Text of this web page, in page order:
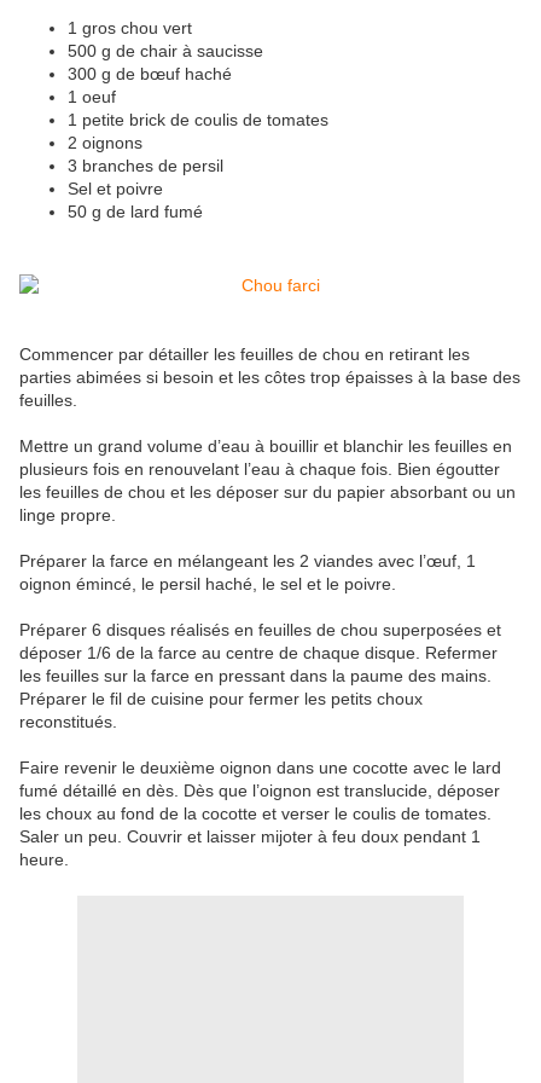
1 gros chou vert
500 g de chair à saucisse
300 g de bœuf haché
1 oeuf
1 petite brick de coulis de tomates
2 oignons
3 branches de persil
Sel et poivre
50 g de lard fumé
Commencer par détailler les feuilles de chou en retirant les
parties abimées si besoin et les côtes trop épaisses à la base des
feuilles.
Mettre un grand volume d’eau à bouillir et blanchir les feuilles en
plusieurs fois en renouvelant l’eau à chaque fois. Bien égoutter
les feuilles de chou et les déposer sur du papier absorbant ou un
linge propre.
Préparer la farce en mélangeant les 2 viandes avec l’œuf, 1
oignon émincé, le persil haché, le sel et le poivre.
Préparer 6 disques réalisés en feuilles de chou superposées et
déposer 1/6 de la farce au centre de chaque disque. Refermer
les feuilles sur la farce en pressant dans la paume des mains.
Préparer le fil de cuisine pour fermer les petits choux
reconstitués.
Faire revenir le deuxième oignon dans une cocotte avec le lard
fumé détaillé en dès. Dès que l’oignon est translucide, déposer
les choux au fond de la cocotte et verser le coulis de tomates.
Saler un peu. Couvrir et laisser mijoter à feu doux pendant 1
heure.